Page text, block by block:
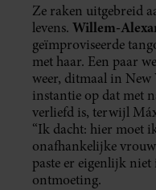
Ze raken uitgebreid
levens. Willem-
geïmproviseerde
met haar. Een paar
weer, ditmaal in
instantie op dat met
verliefd is, terwijl
“Ik dacht: hier moet
onafhankelijke
paste er eigenlijk niet
ontmoeting.